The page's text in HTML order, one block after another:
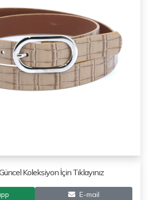
Koleksiyon İçin Tıklayınız
E-mail